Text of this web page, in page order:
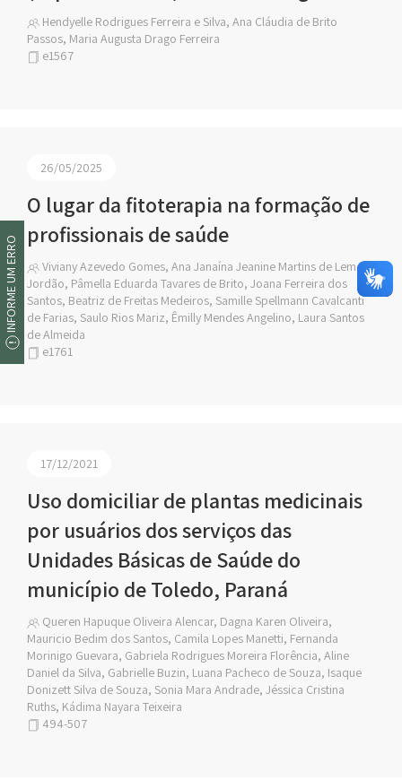
Hendyelle Rodrigues Ferreira e Silva, Ana Cláudia de Brito
Passos, Maria Augusta Drago Ferreira
e1567
26/05/2025
O lugar da fitoterapia na formação de
profissionais de saúde
Viviany Azevedo Gomes, Ana Janaína Jeanine Martins de Lemos
Jordão, Pâmella Eduarda Tavares de Brito, Joana Ferreira dos
Santos, Beatriz de Freitas Medeiros, Samille Spellmann Cavalcanti
de Farias, Saulo Rios Mariz, Êmilly Mendes Angelino, Laura Santos
de Almeida
e1761
17/12/2021
Uso domiciliar de plantas medicinais
por usuários dos serviços das
Unidades Básicas de Saúde do
município de Toledo, Paraná
Queren Hapuque Oliveira Alencar, Dagna Karen Oliveira,
Mauricio Bedim dos Santos, Camila Lopes Manetti, Fernanda
Morinigo Guevara, Gabriela Rodrigues Moreira Florência, Aline
Daniel da Silva, Gabrielle Buzin, Luana Pacheco de Souza, Isaque
Donizett Silva de Souza, Sonia Mara Andrade, Jéssica Cristina
Ruths, Kádima Nayara Teixeira
494-507
INFORME UM ERRO